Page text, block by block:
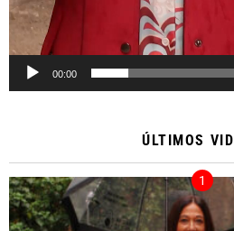
00:00
ÚLTIMOS